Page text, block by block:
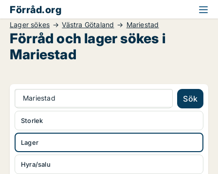
Förråd.org
Lager sökes Västra Götaland Mariestad
Förråd och lager sökes i
Mariestad
Mariestad Sök
Lager
Hyra/salu
Storlek